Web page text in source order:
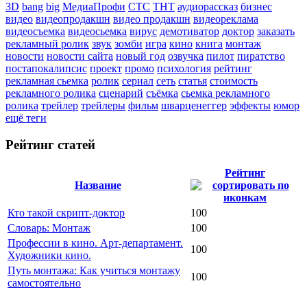
3D bang big МедиаПрофи СТС ТНТ аудиорассказ бизнес
видео видеопродакшн видео продакшн видеореклама
видеосъемка видеосьемка вирус демотиватор доктор заказать
рекламный ролик звук зомби игра кино книга монтаж
новости новости сайта новый год озвучка пилот пиратство
постапокалипсис проект промо психология рейтинг
рекламная сьемка ролик сериал сеть статья стоимость
рекламного ролика сценарий съёмка сьемка рекламного
ролика трейлер трейлеры фильм шварценеггер эффекты юмор
ещё теги
Рейтинг статей
Название
Рейтинг
Кто такой скрипт-доктор
100
Словарь: Монтаж
100
Профессии в кино. Арт-департамент.
Художники кино.
100
Путь монтажа: Как учиться монтажу
самостоятельно
100